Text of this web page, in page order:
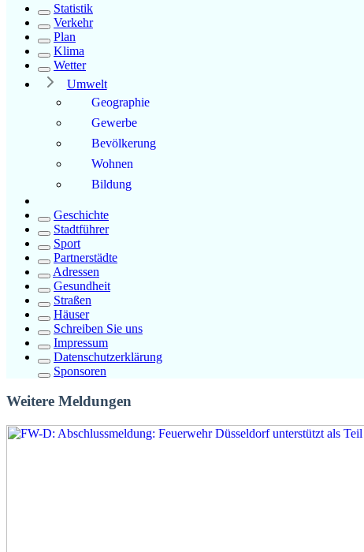
Statistik
Verkehr
Plan
Klima
Wetter
Umwelt
Geographie
Gewerbe
Bevölkerung
Wohnen
Bildung
Geschichte
Stadtführer
Sport
Partnerstädte
Adressen
Gesundheit
Straßen
Häuser
Schreiben Sie uns
Impressum
Datenschutzerklärung
Sponsoren
Weitere Meldungen